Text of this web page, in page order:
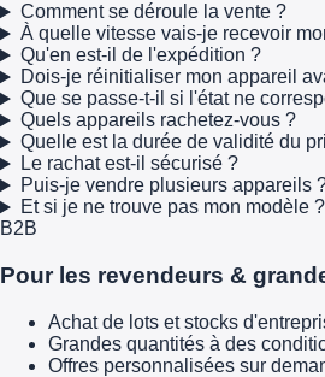
Comment se déroule la vente ?
À quelle vitesse vais-je recevoir
Qu'en est-il de l'expédition ?
Dois-je réinitialiser mon appareil
Que se passe-t-il si l'état ne
Quels appareils rachetez-vous ?
Quelle est la durée de validité du
Le rachat est-il sécurisé ?
Puis-je vendre plusieurs appareils
Et si je ne trouve pas mon modèle ?
B2B
Pour les revendeurs &
Achat de lots et stocks
Grandes quantités à des
Offres personnalisées sur